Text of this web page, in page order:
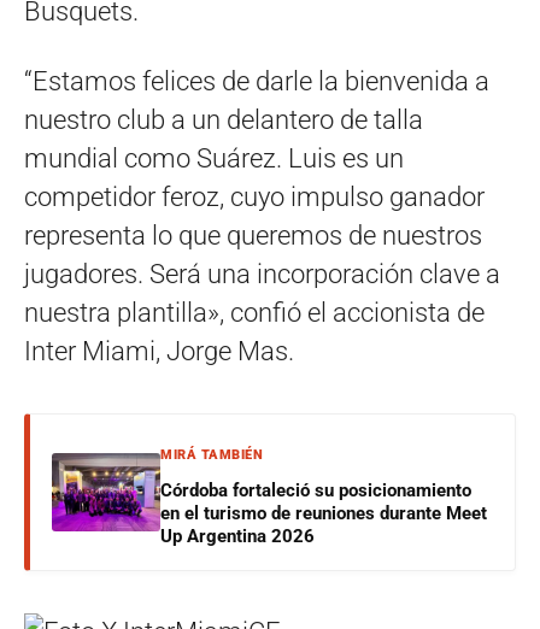
Busquets.
“Estamos felices de darle la bienvenida a
nuestro club a un delantero de talla
mundial como Suárez. Luis es un
competidor feroz, cuyo impulso ganador
representa lo que queremos de nuestros
jugadores. Será una incorporación clave a
nuestra plantilla», confió el accionista de
Inter Miami, Jorge Mas.
MIRÁ TAMBIÉN
Córdoba fortaleció su posicionamiento
en el turismo de reuniones durante Meet
Up Argentina 2026